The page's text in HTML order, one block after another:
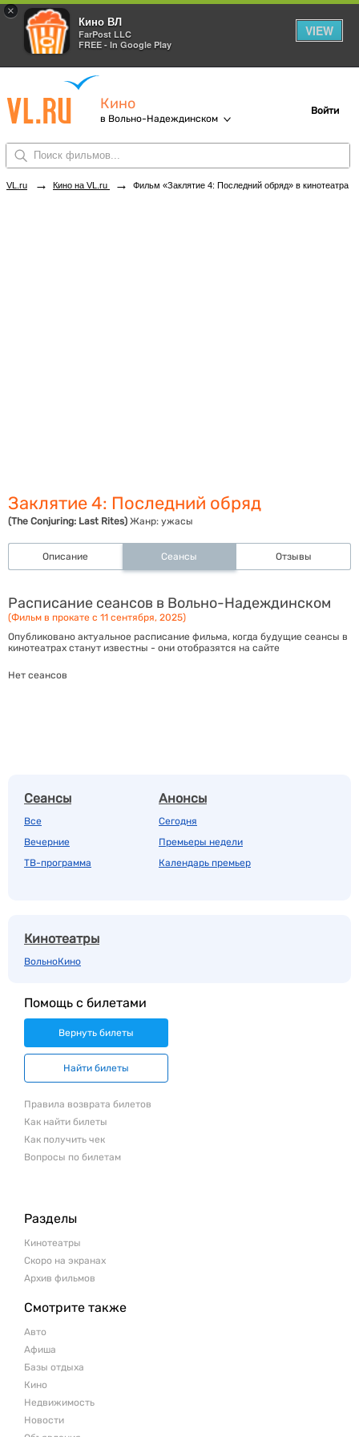
×
Кино ВЛ
FarPost LLC
FREE - In Google Play
VIEW
Кино
в Вольно-Надеждинском
Войти
VL.ru → Кино на VL.ru → Фильм «Заклятие 4: Последний обряд» в кинотеатрах Вольно-Надеждинского. Купить билеты!
Заклятие 4: Последний обряд
(The Conjuring: Last Rites) Жанр: ужасы
Описание Сеансы Отзывы
Расписание сеансов в Вольно-Надеждинском
(Фильм в прокате с 11 сентября, 2025)
Опубликовано актуальное расписание фильма, когда будущие сеансы в
кинотеатрах станут известны - они отобразятся на сайте
Нет сеансов
Сеансы
Все
Вечерние
ТВ-программа
Анонсы
Сегодня
Премьеры недели
Календарь премьер
Кинотеатры
ВольноКино
Помощь с билетами
Вернуть билеты
Найти билеты
Правила возврата билетов
Как найти билеты
Как получить чек
Вопросы по билетам
Разделы
Кинотеатры
Скоро на экранах
Архив фильмов
Смотрите также
Авто
Афиша
Базы отдыха
Кино
Недвижимость
Новости